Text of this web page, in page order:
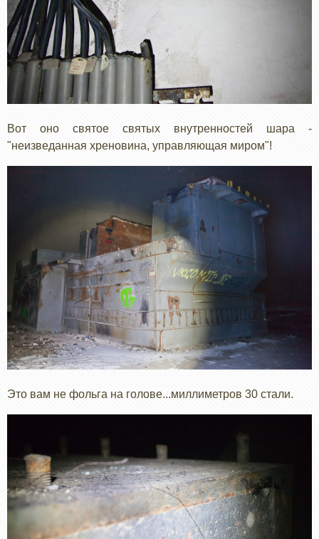
Вот оно святое святых внутренностей шара -
"неизведанная хреновина, управляющая миром"!
Это вам не фольга на голове...миллиметров 30 стали.